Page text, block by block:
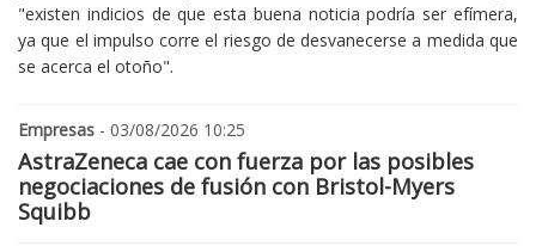
"existen indicios de que esta buena noticia podría ser efímera,
ya que el impulso corre el riesgo de desvanecerse a medida que
se acerca el otoño".
Empresas - 03/08/2026 10:25
AstraZeneca cae con fuerza por las posibles
negociaciones de fusión con Bristol-Myers
Squibb